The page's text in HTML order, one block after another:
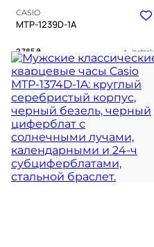
CASIO
MTP-1239D-1A
2 785₴ in stock
Матовая глубина черного в
холодном блеске металла
TIMELESS COLLECTION